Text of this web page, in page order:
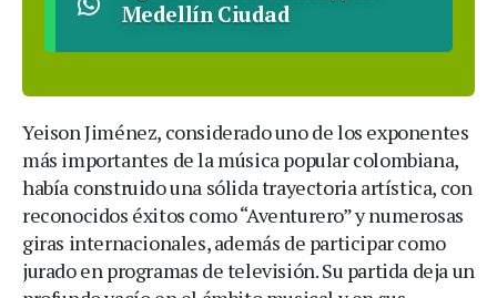
Medellín Ciudad
Yeison Jiménez, considerado uno de los exponentes
más importantes de la música popular colombiana,
había construido una sólida trayectoria artística, con
reconocidos éxitos como “Aventurero” y numerosas
giras internacionales, además de participar como
jurado en programas de televisión. Su partida deja un